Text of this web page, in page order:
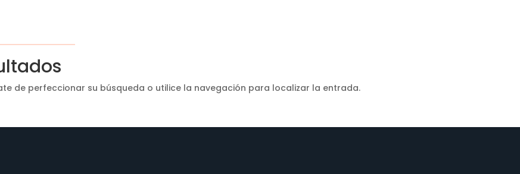
de perfeccionar su búsqueda o utilice la navegación para localizar la entrada.